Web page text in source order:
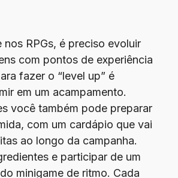
nos RPGs, é preciso evoluir
com pontos de experiência
fazer o “level up” é
em um acampamento.
você também pode preparar
com um cardápio que vai
ao longo da campanha.
e participar de um
minigame de ritmo. Cada